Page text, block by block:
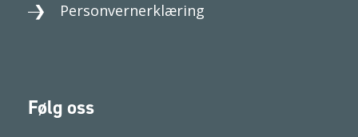
Personvernerklæring
Følg oss